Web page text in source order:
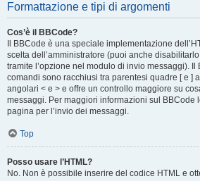
Formattazione e tipi di argomenti
Cos’è il BBCode?
Il BBCode è una speciale implementazione
scelta dell’amministratore (puoi anche
tramite l’opzione nel modulo di invio messaggi). Il
comandi sono racchiusi tra parentesi quadre [ e ]
angolari < e > e offre un controllo maggiore su
messaggi. Per maggiori informazioni sul BBCode
pagina per l’invio dei messaggi.
Top
Posso usare l’HTML?
No. Non è possibile inserire del codice HTML e